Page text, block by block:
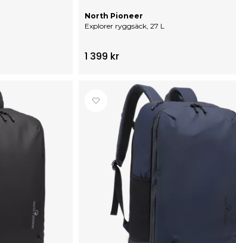
Explorer ryggsäck, 27 L
North Pioneer
1 399 kr